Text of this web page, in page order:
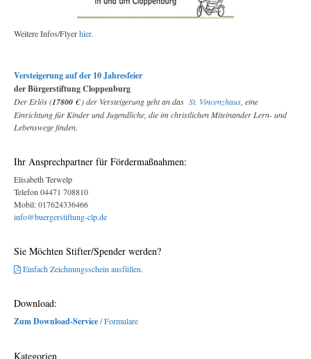
Weitere Infos/Flyerhier.
Versteigerung auf der 10 Jahresfeier
der Bürgerstiftung Cloppenburg
Der Erlös (17800 €) der Versteigerung geht an das St. Vincenzhaus, eine
Einrichtung für Kinder und Jugendliche, die im christlichen Miteinander Lern- und
Lebenswege finden.
Ihr Ansprechpartner für Fördermaßnahmen:
Elisabeth Terwelp
Telefon 04471 708810
Mobil: 017624336466
info@buergerstiftung-clp.de
Sie Möchten Stifter/Spender werden?
Einfach Zeichnungsschein ausfüllen.
Download:
Zum Download-Service/ Formulare
Kategorien